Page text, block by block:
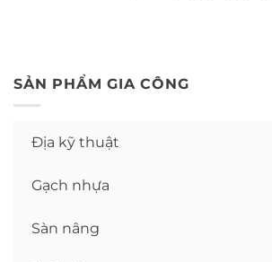
SẢN PHẨM GIA CÔNG
Địa kỹ thuật
Gạch nhựa
Sàn nâng